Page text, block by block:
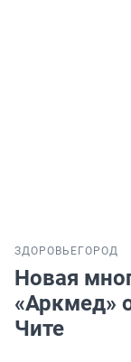
ЗДОРОВЬЕ ГОРОД
Новая
«Аркмед»
Чите